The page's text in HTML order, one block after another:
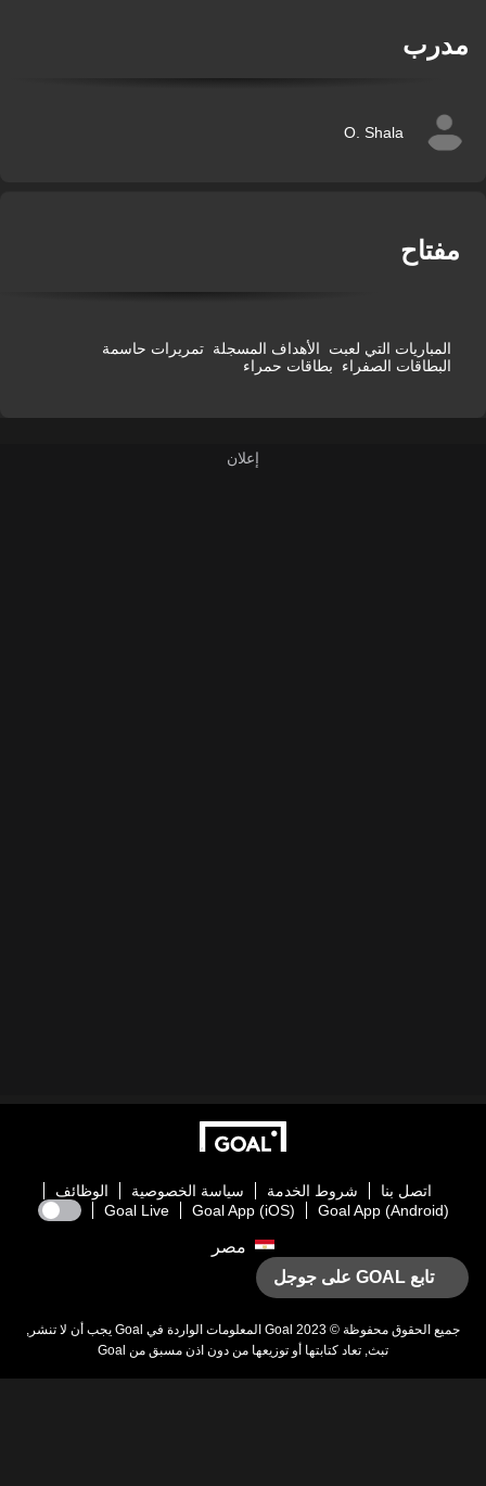
O. Shala
المباريات التي لعبت الأهداف المسجلة تمريرات حاسمة
البطاقات الصفراء بطاقات حمراء
اتصل بنا شروط الخدمة سياسة الخصوصية
الوظائف
Goal App (Android)
Goal App (iOS)
Goal Live
مصر
الحقوق محفوظة © 2023 Goalالمعلومات الواردة فيGoal يجب أن لا تنشر,
تبث, تعاد كتابتها أو توزيعها من دون اذن مسبق منGoal